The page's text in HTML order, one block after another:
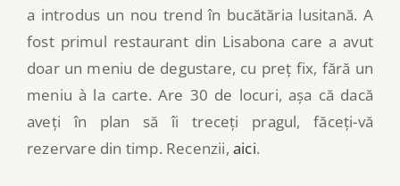
a introdus un nou trend în bucătăria lusitană. A
fost primul restaurant din Lisabona care a avut
doar un meniu de degustare, cu preț fix, fără un
meniu à la carte. Are 30 de locuri, așa că dacă
aveți în plan să îi treceți pragul, făceți-vă
rezervare din timp. Recenzii, aici.